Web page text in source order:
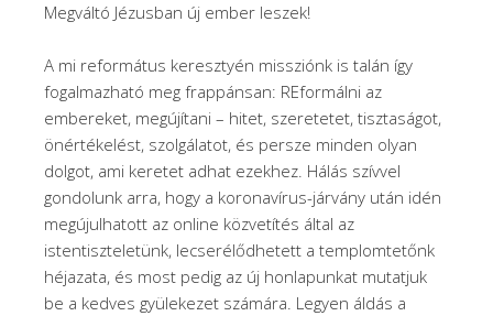
Megváltó Jézusban új ember leszek!
A mi református keresztyén missziónk is talán így
fogalmazható meg frappánsan: REformálni az
embereket, megújítani – hitet, szeretetet, tisztaságot,
önértékelést, szolgálatot, és persze minden olyan
dolgot, ami keretet adhat ezekhez. Hálás szívvel
gondolunk arra, hogy a koronavírus-járvány után idén
megújulhatott az online közvetítés által az
istentiszteletünk, lecserélődhetett a templomtetőnk
héjazata, és most pedig az új honlapunkat mutatjuk
be a kedves gyülekezet számára. Legyen áldás a